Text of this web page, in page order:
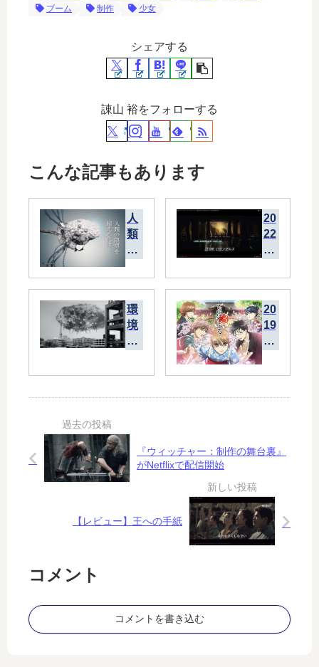
ブーム
制作 少女
シェアする
諌山 裕をフォローする
こんな記事もあります
人
類
の
界
超
え
る
は
20
22
年
20
年
が
舞
の
ド
ナ
ー
」
を
環
境
問
意
味
20
19
秋
３
『ウィッチャー：制作の舞台裏』
がNetflixで配信開始
【レビュー】王への手紙
コメント
コメントを書き込む